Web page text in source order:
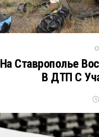
На Ставрополье
В ДТП С